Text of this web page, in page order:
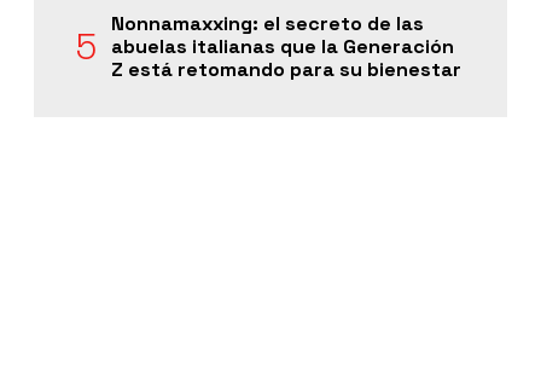
Nonnamaxxing: el secreto de las
abuelas italianas que la Generación
Z está retomando para su bienestar